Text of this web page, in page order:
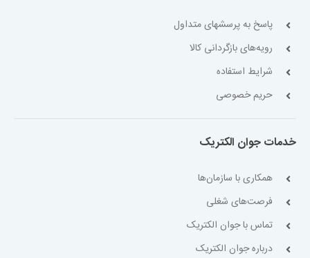
پاسخ به پرسشهای متداول
رویه‌های بازگردانی کالا
شرایط استفاده
حریم خصوصی
خدمات جوان الکتریک
همکاری با سازمان‌ها
فرصت‌های شغلی
تماس با جوان الکتریک
درباره جوان الکتریک